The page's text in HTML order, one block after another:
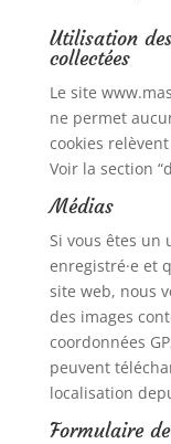
Utilisation
collectées
Le site
ne permet
cookies
Voir la section
Médias
Si vous êtes
enregistré·e et
site web, nous
des images
coordonnées
peuvent
localisation
Formulaire